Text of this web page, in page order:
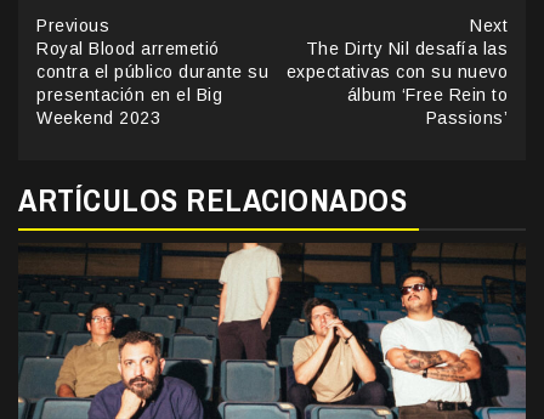
Continue
Reading
Previous
Royal Blood arremetió
contra el público durante su
presentación en el Big
Weekend 2023
Next
The Dirty Nil desafía las
expectativas con su nuevo
álbum ‘Free Rein to
Passions’
ARTÍCULOS RELACIONADOS